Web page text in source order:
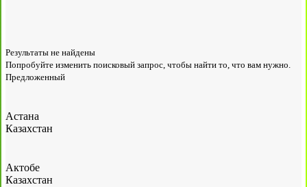
Результаты не найдены
Попробуйте изменить поисковый запрос, чтобы найти то, что вам нужно.
Предложенный
Астана
Казахстан
Актобе
Казахстан